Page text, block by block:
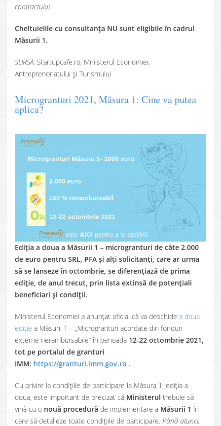
contractului.
Cheltuielile cu consultanța NU sunt eligibile în cadrul
Măsurii 1.
SURSA: Startupcafe.ro, Ministerul Economiei,
Antreprenoriatului și Turismului
Microgranturi 2021, Măsura 1: Cine va putea
aplica?
Ediția a doua a Măsurii 1 – microgranturi de câte 2.000
de euro pentru SRL, PFA și alți solicitanți, care ar urma
să se lanseze în octombrie, se diferențiază de prima
ediție, de anul trecut, prin lista extinsă de potențiali
beneficiari și condiții.
Ministerul Economiei a anunțat oficial că va deschide a doua
ediție a Măsurii 1 – „Microgranturi acordate din fonduri
externe nerambursabile” în perioada 12-22 octombrie 2021,
tot pe portalul de granturi
IMM: https://granturi.imm.gov.ro .
Cu privire la condițiile de participare la Măsura 1, ediția a
doua, este important de precizat că Ministerul trebuie să
vină cu o nouă procedură de implementare a Măsurii 1în
care să detalieze toate condițiile de participare. Până atunci,